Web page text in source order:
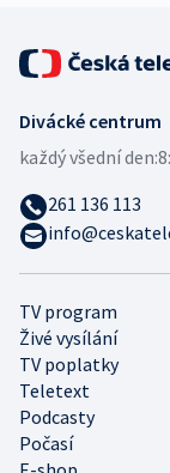
TV program
Živé vysílání
TV poplatky
Teletext
Podcasty
Počasí
Divácké centrum
každý všední den:
261 136 113